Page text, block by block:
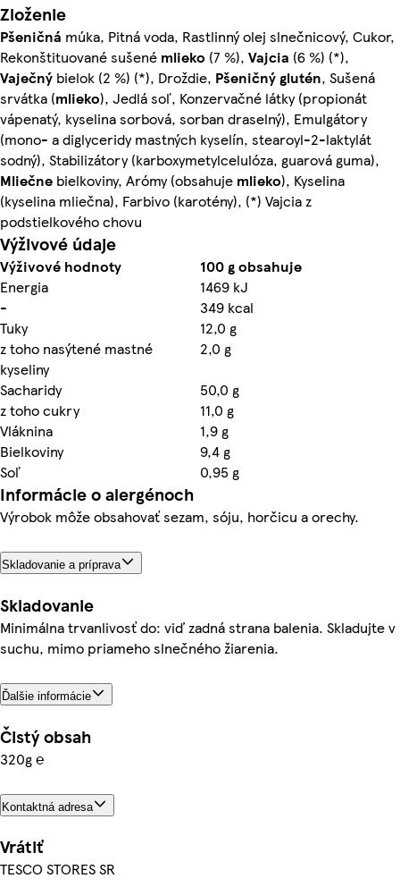
Zloženie
Pšeničná múka, Pitná voda, Rastlinný olej slnečnicový, Cukor,
Rekonštituované sušené mlieko (7 %), Vajcia (6 %) (*),
Vaječný bielok (2 %) (*), Droždie, Pšeničnýglutén, Sušená
srvátka (mlieko), Jedlá soľ, Konzervačné látky (propionát
vápenatý, kyselina sorbová, sorban draselný), Emulgátory
(mono- a diglyceridy mastných kyselín, stearoyl-2-laktylát
sodný), Stabilizátory (karboxymetylcelulóza, guarová guma),
Mliečne bielkoviny, Arómy (obsahuje mlieko), Kyselina
(kyselina mliečna), Farbivo (karotény), (*) Vajcia z
podstielkového chovu
Výživové údaje
Výživové hodnoty
100 g obsahuje
Energia
1469 kJ
-
349 kcal
Tuky
12,0 g
z toho nasýtené mastné
kyseliny
2,0 g
Sacharidy
50,0 g
z toho cukry
11,0 g
Vláknina
1,9 g
Bielkoviny
9,4 g
Soľ
0,95 g
Informácie o alergénoch
Výrobok môže obsahovať sezam, sóju, horčicu a orechy.
Skladovanie a príprava
Skladovanie
Minimálna trvanlivosť do: viď zadná strana balenia. Skladujte v
suchu, mimo priameho slnečného žiarenia.
Ďalšie informácie
Čistý obsah
320g ℮
Kontaktná adresa
Vrátiť
TESCO STORES SR